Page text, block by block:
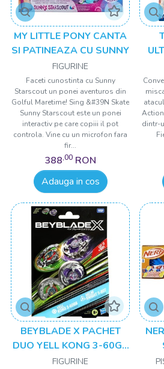
MY LITTLE PONY CANTA
SI PATINEAZA CU SUNNY
FIGURINE
Faceti cunostinta cu Sunny
Starscout un ponei aventuros din
Golful Maretime! Sing &#39N Skate
Sunny Starscout este un ponei
interactiv pe care copiii il pot
controla. Vine cu un microfon fara
fir...
388,00 RON
Adauga in cos
dintr-
BEYBLADE X PACHET
DUO YELL KONG 3-60GB
SI HELM KNIGHT 5-80T
FIGURINE